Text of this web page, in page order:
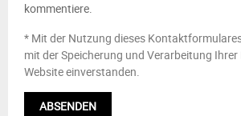
kommentiere.
* Mit der Nutzung dieses
mit der Speicherung und Verarbeitung
Website einverstanden.